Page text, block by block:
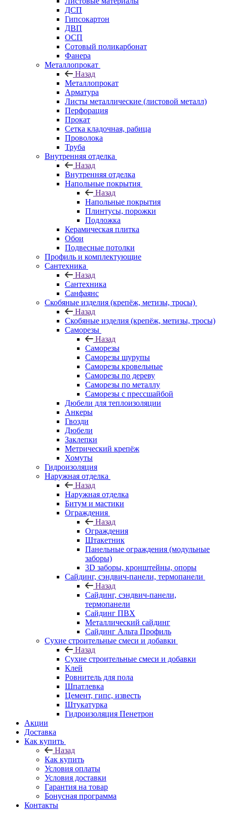
ДСП
Гипсокартон
ДВП
ОСП
Сотовый поликарбонат
Фанера
Металлопрокат
Назад
Металлопрокат
Арматура
Листы металлические (листовой металл)
Перфорация
Прокат
Сетка кладочная, рабица
Проволока
Труба
Внутренняя отделка
Назад
Внутренняя отделка
Напольные покрытия
Назад
Напольные покрытия
Плинтусы, порожки
Подложка
Керамическая плитка
Обои
Подвесные потолки
Профиль и комплектующие
Сантехника
Назад
Сантехника
Санфаянс
Скобяные изделия (крепёж, метизы, тросы)
Назад
Скобяные изделия (крепёж, метизы, тросы)
Саморезы
Назад
Саморезы
Саморезы шурупы
Саморезы кровельные
Саморезы по дереву
Саморезы по металлу
Саморезы с прессшайбой
Дюбели для теплоизоляции
Анкеры
Гвозди
Дюбели
Заклепки
Метрический крепёж
Хомуты
Гидроизоляция
Наружная отделка
Назад
Наружная отделка
Битум и мастики
Ограждения
Назад
Ограждения
Штакетник
Панельные ограждения (модульные
заборы)
3D заборы, кронштейны, опоры
Cайдинг, сэндвич-панели, термопанели
Назад
Cайдинг, сэндвич-панели,
термопанели
Сайдинг ПВХ
Металлический сайдинг
Сайдинг Альта Профиль
Сухие строительные смеси и добавки
Назад
Сухие строительные смеси и добавки
Клей
Ровнитель для пола
Шпатлевка
Цемент, гипс, известь
Штукатурка
Гидроизоляция Пенетрон
Акции
Доставка
Как купить
Назад
Как купить
Условия оплаты
Условия доставки
Гарантия на товар
Бонусная программа
Контакты